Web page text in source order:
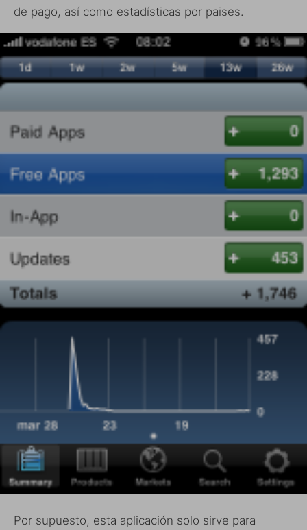
de pago, así como estadísticas por paises.
Por supuesto, esta aplicación solo sirve para